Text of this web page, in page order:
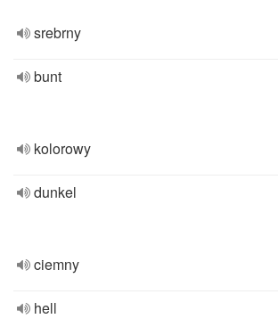
srebrny
bunt
kolorowy
dunkel
ciemny
hell